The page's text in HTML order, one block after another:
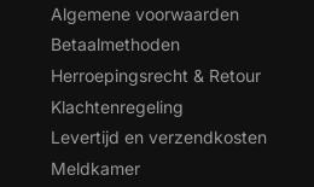
Algemene voorwaarden
Betaalmethoden
Herroepingsrecht & Retour
Klachtenregeling
Levertijd en verzendkosten
Meldkamer